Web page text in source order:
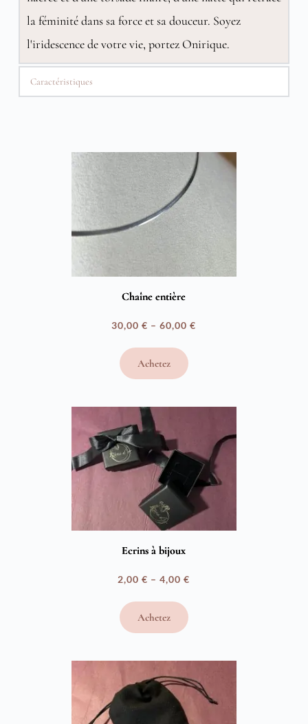
la féminité dans sa force et sa douceur. Soyez
l'iridescence de votre vie, portez Onirique.
Caractéristiques
Chaîne entière
30,00€ –60,00€
Plage
prix :
60,00 €
Achetez
Ecrins à bijoux
2,00€ –4,00€
Plage
de
prix :
4,00 €
Achetez